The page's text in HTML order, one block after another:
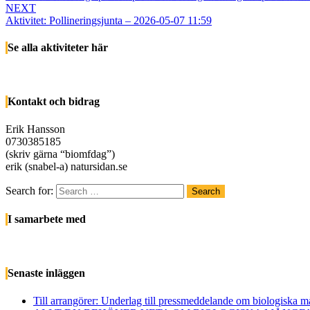
NEXT
Aktivitet: Pollineringsjunta – 2026-05-07 11:59
Se alla aktiviteter här
Kontakt och bidrag
Erik Hansson
0730385185
(skriv gärna “biomfdag”)
erik (snabel-a) natursidan.se
Search for: Search
I samarbete med
Senaste inläggen
Till arrangörer: Underlag till pressmeddelande om biologiska